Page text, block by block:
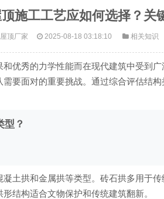
施工工艺应如何选择？关
顶厂家 2025-08-18 03:18:10 相关知识
优秀的力学性能而在现代建筑中受到
要面对的重要挑战。通过综合评估结
型？
土拱和金属拱等类型。砖石拱多用于
结构适合文物保护和传统建筑翻新。